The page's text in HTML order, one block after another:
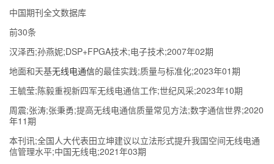
中国期刊全文数据库
前30条
汉泽西;孙燕妮;DSP+FPGA技术;电子技术;2007年02期
地面和天基无线电通信的最佳实践;质量与标准化;2023年01期
王毓莹;陈毅重视新四军无线电通信工作;世纪风采;2023年10期
周震;张涛;张秉勇;提高无线电通信质量常见方法;数字通信世界;2020
年11期
本刊讯;全国人大代表田立坤建议以立法形式提升我国空间无线电通
信管理水平;中国无线电;2021年03期